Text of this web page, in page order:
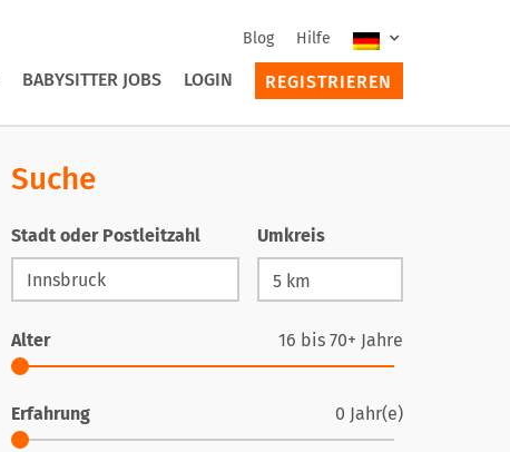
Blog Hilfe
BABYSITTER JOBS LOGIN REGISTRIEREN
Suche
Stadt oder Postleitzahl Umkreis
Alter 16 bis 70+ Jahre
Erfahrung 0 Jahr(e)